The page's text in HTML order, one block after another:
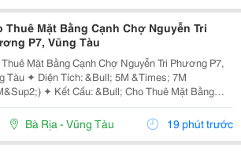
Thuê Mặt Bằng Cạnh Chợ Nguyễn Tri
P7, Vũng Tàu
Mặt Bằng Cạnh Chợ Nguyễn Tri Phương P7,
&Bull; 5M &Times; 7M
✦ Kết Cấu: &Bull; Cho Thuê Mặt Bằng
Trệt &Bull; Lối Đi Chung Với Chủ Nhà &Bull;
Ở Lại Qua Đêm ✦ Nội Thất: &Bull; Bàn Giao
Bà Rịa - Vũng Tàu 19 phút trước